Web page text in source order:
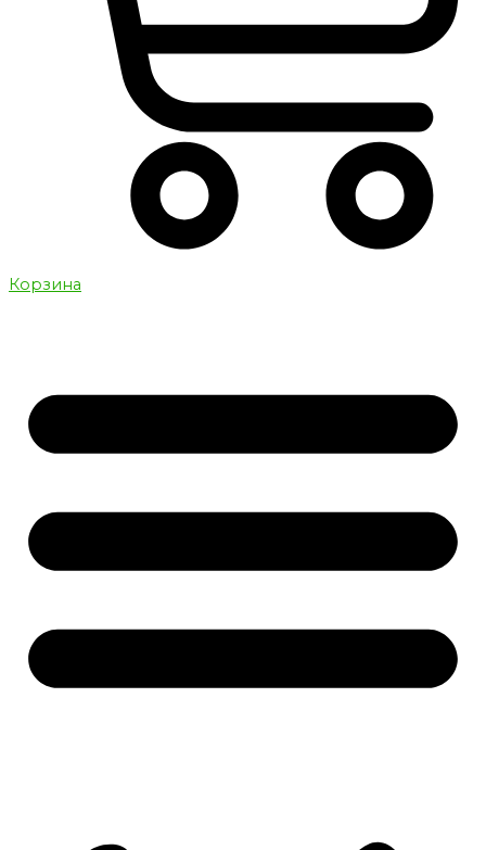
Корзина